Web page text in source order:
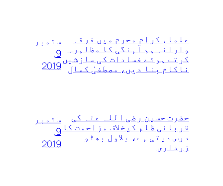
علماء کرام محرم میں فرقہ
وارانہ ہم آہنگی کا مظاہرہ
کرتے ہوئے فسادات کی سازشیں
ناکام بنا دیں، مصطفیٰ کمال
ستمبر
9,
2019
حضرت حسین رضی اللہ عنہ کی
قربانی ظلم کیخلاف مزاحمت کا
درس دیتی ہے، بلاول بھٹو
زرداری
ستمبر
9,
2019